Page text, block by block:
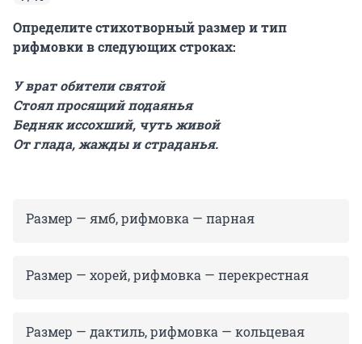
Определите стихотворный размер и тип
рифмовки в следующих строках:
У врат обители святой
Стоял просящий подаянья
Бедняк иссохший, чуть живой
От глада, жажды и страданья.
Размер — ямб, рифмовка — парная
Размер — хорей, рифмовка — перекрестная
Размер — дактиль, рифмовка — кольцевая